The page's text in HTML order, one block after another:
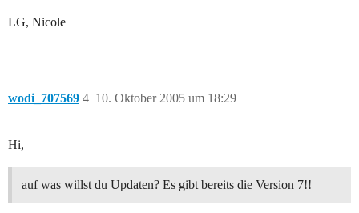
LG, Nicole
wodi_707569 10. Oktober 2005 um 18:29
4
Hi,
auf was willst du Updaten? Es gibt bereits die Version 7!!